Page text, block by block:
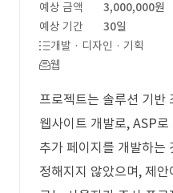
예상 금액
3,000,000원
예상 기간
30일
개발 · 디자인 · 기획
웹
프로젝트는 솔루션 기반
웹사이트 개발로, ASP
추가 페이지를 개발하는
정해지지 않았으며, 제